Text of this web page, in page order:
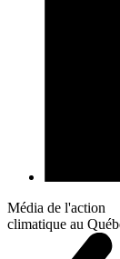
Média de l'action
climatique au